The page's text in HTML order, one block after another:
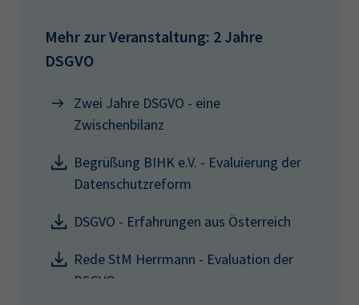
Mehr zur Veranstaltung: 2 Jahre
DSGVO
Zwei Jahre DSGVO - eine
Zwischenbilanz
Begrüßung BIHK e.V. - Evaluierung der
Datenschutzreform
DSGVO - Erfahrungen aus Österreich
Rede StM Herrmann - Evaluation der
DSGVO